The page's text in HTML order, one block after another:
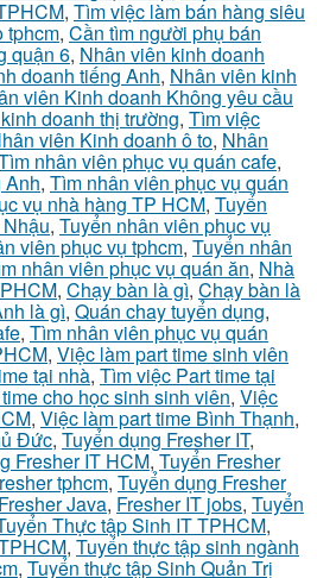
, Tìm việc làm bán hàng siêu
tphcm, Cần tìm người phụ bán
quận 6, Nhân viên kinh doanh
doanh tiếng Anh, Nhân viên kinh
viên Kinh doanh Không yêu cầu
doanh thị trường, Tìm việc
viên Kinh doanh ô to, Nhân
nhân viên phục vụ quán cafe,
Anh, Tìm nhân viên phục vụ quán
vụ nhà hàng TP HCM, Tuyển
, Tuyển nhân viên phục vụ
viên phục vụ tphcm, Tuyển nhân
nhân viên phục vụ quán ăn, Nhà
, Chạy bàn là gì, Chạy bàn là
là gì, Quán chay tuyển dụng,
, Tìm nhân viên phục vụ quán
, Việc làm part time sinh viên
tại nhà, Tìm việc Part time tại
cho học sinh sinh viên, Việc
, Việc làm part time Bình Thạnh,
Đức, Tuyển dụng Fresher IT,
Fresher IT HCM, Tuyển Fresher
tphcm, Tuyển dụng Fresher
Java, Fresher IT jobs, Tuyển
Thực tập Sinh IT TPHCM,
, Tuyển thực tập sinh ngành
, Tuyển thực tập Sinh Quản Trị